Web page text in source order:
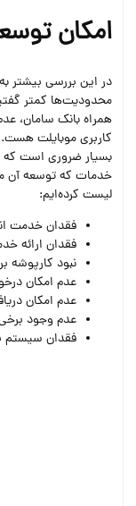
امکان
در این بررسی بیشتر به
محدودیت‌ها کمتر گفتیم.
همراه بانک سامان، عدم
کاربری موبایلت هست.
بسیار ضروری است که در
خدمات که توسعه آن
لیست کرده‌ایم:
فقدان خدمت
فقدان ارائه
نبود کارپوشه
عدم امکان
عدم امکان
عدم وجود برخی
فقدان سیستم